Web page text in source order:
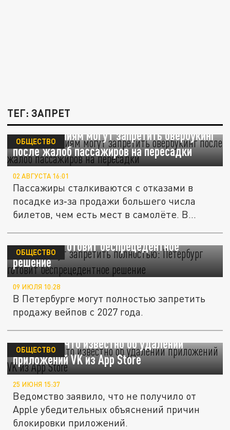
ТЕГ: ЗАПРЕТ
Авиакомпаниям могут запретить овербукинг
после жалоб пассажиров на пересадки
ОБЩЕСТВО
02 АВГУСТА 16:01
Пассажиры сталкиваются с отказами в
посадке из‑за продажи большего числа
билетов, чем есть мест в самолёте. В...
Вейпы могут запретить полностью:
Петербург готовит беспрецедентное
решение
ОБЩЕСТВО
09 ИЮЛЯ 10:28
В Петербурге могут полностью запретить
продажу вейпов с 2027 года.
Навсегда? Что известно об удалении
приложений VK из App Store
ОБЩЕСТВО
25 ИЮНЯ 15:37
Ведомство заявило, что не получило от
Apple убедительных объяснений причин
блокировки приложений.